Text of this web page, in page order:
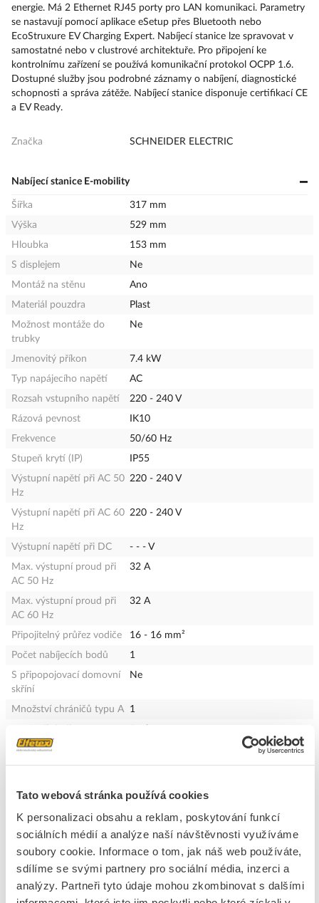
Tato webová stránka používá cookies
K personalizaci obsahu a reklam, poskytování funkcí
sociálních médií a analýze naší návštěvnosti využíváme
soubory cookie. Informace o tom, jak náš web používáte,
sdílíme se svými partnery pro sociální média, inzerci a
analýzy. Partneři tyto údaje mohou zkombinovat s dalšími
energie. Má 2 Ethernet RJ45 porty pro LAN komunikaci. Parametry
se nastavují pomocí aplikace eSetup přes Bluetooth nebo
EcoStruxure EV Charging Expert. Nabíjecí stanice lze spravovat v
samostatné nebo v clustrové architektuře. Pro připojení ke
kontrolnímu zařízení se používá komunikační protokol OCPP 1.6.
Dostupné služby jsou podrobné záznamy o nabíjení, diagnostické
schopnosti a správa zátěže. Nabíjecí stanice disponuje certifikací CE
a EV Ready.
Značka SCHNEIDER ELECTRIC
Nabíjecí stanice E-mobility
Šířka
317 mm
Výška
529 mm
Hloubka
153 mm
S displejem
Ne
Montáž na stěnu
Ano
Materiál pouzdra
Plast
Možnost montáže do
trubky
Ne
Jmenovitý příkon
7.4 kW
Typ napájecího napětí
AC
Rozsah vstupního napětí
220 - 240 V
Rázová pevnost
IK10
Frekvence
50/60 Hz
Stupeň krytí (IP)
IP55
Výstupní napětí při AC 50
Hz
220 - 240 V
Výstupní napětí při AC 60
Hz
220 - 240 V
Výstupní napětí při DC
- - - V
Max. výstupní proud při
AC 50 Hz
32 A
Max. výstupní proud při
AC 60 Hz
32 A
Připojitelný průřez vodiče
16 - 16 mm²
Počet nabíjecích bodů
1
S připopojovací domovní
skříní
Ne
Množství chráničů typu A
1
napájecí bod
Množství nabíjecích
1
S měřičem spotřeby
energie
Ne
S výkonovým spínačem
Ne
Přenosný
Ne
IFTTT-podpora k dispozici Ne
S integrovanou RFID-
Ano